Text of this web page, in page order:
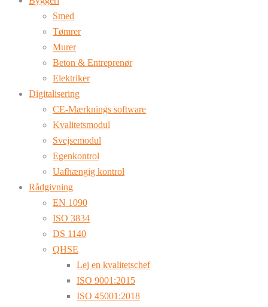
Smed
Tømrer
Murer
Beton & Entreprenør
Elektriker
Digitalisering
CE-Mærknings software
Kvalitetsmodul
Svejsemodul
Egenkontrol
Uafhængig kontrol
Rådgivning
EN 1090
ISO 3834
DS 1140
QHSE
Lej en kvalitetschef
ISO 9001:2015
ISO 45001:2018